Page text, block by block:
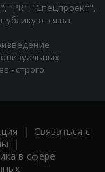
"PR", "Спецпроект",
на
- строго
| Связаться с
|
в сфере